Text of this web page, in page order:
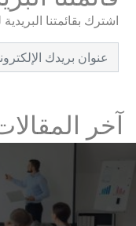
اشترك بقائمتنا
آخر